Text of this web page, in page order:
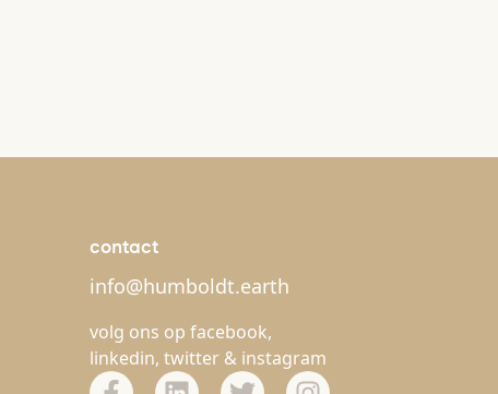
contact
info@humboldt.earth
volg ons op facebook,
linkedin, twitter & instagram